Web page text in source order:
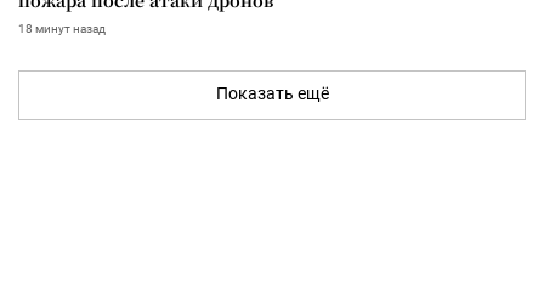
18 минут назад
Показать ещё